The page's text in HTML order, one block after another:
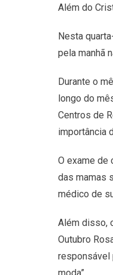
Além do
Nesta
pela manhã
Durante o
longo do
Centros de
importância
O exame de
das mamas
médico de
Além disso,
Outubro
responsável